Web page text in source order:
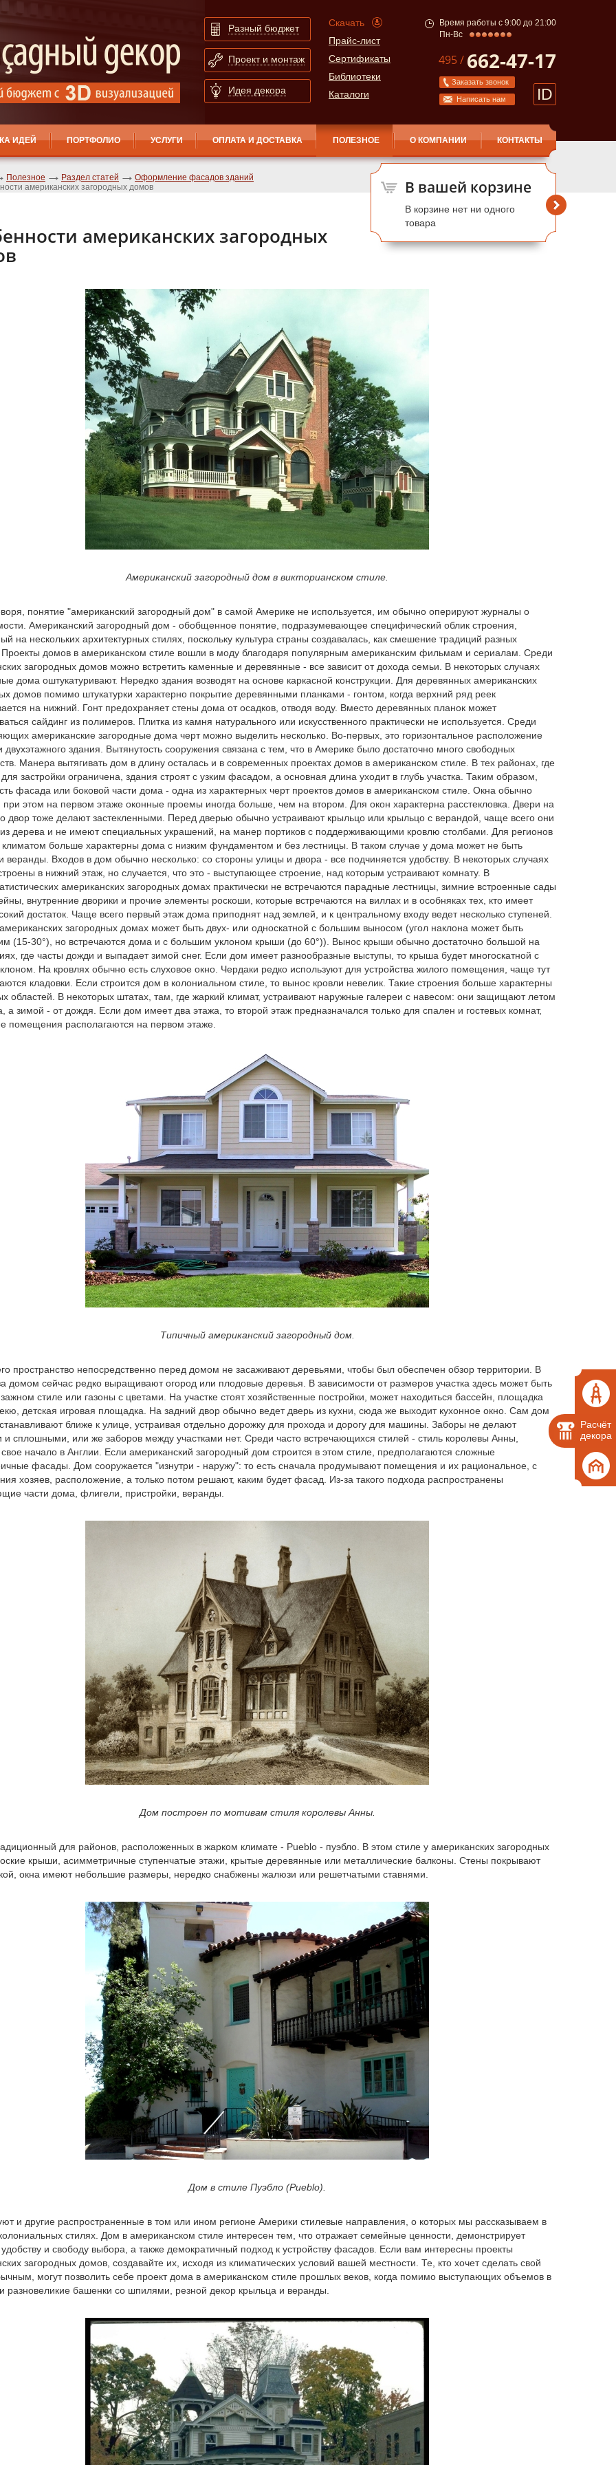
Расчёт
декора
Разный бюджет
Проект и монтаж
Идея декора
Скачать
Прайс-лист
Сертификаты
Библиотеки
Каталоги
Время работы с 9:00 до 21:00
Пн-Вс
495 / 662-47-17
Заказать звонок
Написать нам ID
ИДЕЙ ПОРТФОЛИО УСЛУГИ ОПЛАТА И ДОСТАВКА ПОЛЕЗНОЕ О КОМПАНИИ КОНТАКТЫ
В вашей корзине
В корзине нет ни одного
товара
Полезное Раздел статей
Оформление фасадов зданий
американских загородных домов
американских загородных
Американский загородный дом в викторианском стиле.
понятие "американский загородный дом" в самой Америке не используется, им обычно оперируют журналы о
Американский загородный дом - обобщенное понятие, подразумевающее специфический облик строения,
на нескольких архитектурных стилях, поскольку культура страны создавалась, как смешение традиций разных
Проекты домов в американском стиле вошли в моду благодаря популярным американским фильмам и сериалам. Среди
загородных домов можно встретить каменные и деревянные - все зависит от дохода семьи. В некоторых случаях
дома оштукатуривают. Нередко здания возводят на основе каркасной конструкции. Для деревянных американских
домов помимо штукатурки характерно покрытие деревянными планками - гонтом, когда верхний ряд реек
на нижний. Гонт предохраняет стены дома от осадков, отводя воду. Вместо деревянных планок может
сайдинг из полимеров. Плитка из камня натурального или искусственного практически не используется. Среди
американские загородные дома черт можно выделить несколько. Во-первых, это горизонтальное расположение
двухэтажного здания. Вытянутость сооружения связана с тем, что в Америке было достаточно много свободных
Манера вытягивать дом в длину осталась и в современных проектах домов в американском стиле. В тех районах, где
застройки ограничена, здания строят с узким фасадом, а основная длина уходит в глубь участка. Таким образом,
фасада или боковой части дома - одна из характерных черт проектов домов в американском стиле. Окна обычно
этом на первом этаже оконные проемы иногда больше, чем на втором. Для окон характерна расстекловка. Двери на
двор тоже делают застекленными. Перед дверью обычно устраивают крыльцо или крыльцо с верандой, чаще всего они
дерева и не имеют специальных украшений, на манер портиков с поддерживающими кровлю столбами. Для регионов
больше характерны дома с низким фундаментом и без лестницы. В таком случае у дома может не быть
веранды. Входов в дом обычно несколько: со стороны улицы и двора - все подчиняется удобству. В некоторых случаях
в нижний этаж, но случается, что это - выступающее строение, над которым устраивают комнату. В
американских загородных домах практически не встречаются парадные лестницы, зимние встроенные сады
внутренние дворики и прочие элементы роскоши, которые встречаются на виллах и в особняках тех, кто имеет
достаток. Чаще всего первый этаж дома приподнят над землей, и к центральному входу ведет несколько ступеней.
загородных домах может быть двух- или односкатной с большим выносом (угол наклона может быть
(15-30°), но встречаются дома и с большим уклоном крыши (до 60°)). Вынос крыши обычно достаточно большой на
где часты дожди и выпадает зимой снег. Если дом имеет разнообразные выступы, то крыша будет многоскатной с
На кровлях обычно есть слуховое окно. Чердаки редко используют для устройства жилого помещения, чаще тут
кладовки. Если строится дом в колониальном стиле, то вынос кровли невелик. Такие строения больше характерны
областей. В некоторых штатах, там, где жаркий климат, устраивают наружные галереи с навесом: они защищают летом
а зимой - от дождя. Если дом имеет два этажа, то второй этаж предназначался только для спален и гостевых комнат,
помещения располагаются на первом этаже.
Типичный американский загородный дом.
пространство непосредственно перед домом не засаживают деревьями, чтобы был обеспечен обзор территории. В
домом сейчас редко выращивают огород или плодовые деревья. В зависимости от размеров участка здесь может быть
стиле или газоны с цветами. На участке стоят хозяйственные постройки, может находиться бассейн, площадка
детская игровая площадка. На задний двор обычно ведет дверь из кухни, сюда же выходит кухонное окно. Сам дом
ближе к улице, устраивая отдельно дорожку для прохода и дорогу для машины. Заборы не делают
и сплошными, или же заборов между участками нет. Среди часто встречающихся стилей - стиль королевы Анны,
начало в Англии. Если американский загородный дом строится в этом стиле, предполагаются сложные
фасады. Дом сооружается "изнутри - наружу": то есть сначала продумывают помещения и их рациональное, с
хозяев, расположение, а только потом решают, каким будет фасад. Из-за такого подхода распространены
части дома, флигели, пристройки, веранды.
Дом построен по мотивам стиля королевы Анны.
для районов, расположенных в жарком климате - Pueblo - пуэбло. В этом стиле у американских загородных
крыши, асимметричные ступенчатые этажи, крытые деревянные или металлические балконы. Стены покрывают
окна имеют небольшие размеры, нередко снабжены жалюзи или решетчатыми ставнями.
Дом в стиле Пуэбло (Pueblo).
и другие распространенные в том или ином регионе Америки стилевые направления, о которых мы рассказываем в
стилях. Дом в американском стиле интересен тем, что отражает семейные ценности, демонстрирует
и свободу выбора, а также демократичный подход к устройству фасадов. Если вам интересны проекты
загородных домов, создавайте их, исходя из климатических условий вашей местности. Те, кто хочет сделать свой
могут позволить себе проект дома в американском стиле прошлых веков, когда помимо выступающих объемов в
разновеликие башенки со шпилями, резной декор крыльца и веранды.